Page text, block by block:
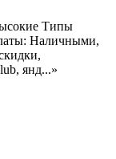
Типы
Наличными,
янд...»